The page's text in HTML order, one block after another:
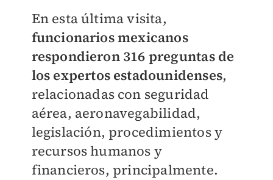
En esta última visita,
funcionarios mexicanos
respondieron 316 preguntas de
los expertos estadounidenses,
relacionadas con seguridad
aérea, aeronavegabilidad,
legislación, procedimientos y
recursos humanos y
financieros, principalmente.